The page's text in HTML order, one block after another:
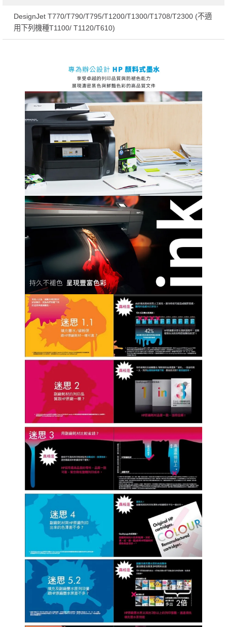
DesignJet T770/T790/T795/T1200/T1300/T1708/T2300 (不適
用下列機種T1100/ T1120/T610)